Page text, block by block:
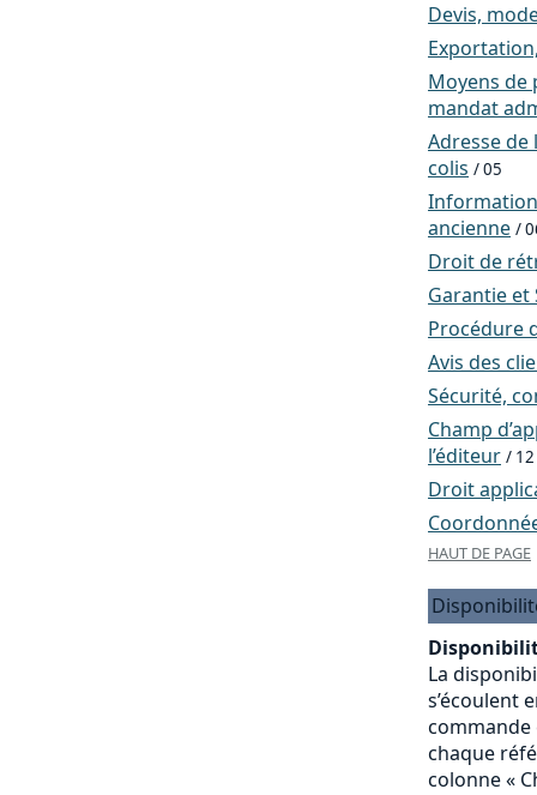
Devis,
Moyens de
mandat
Adresse
colis / 05
ancienne /
Droit de
Garantie et
Procédure
Avis des
Sécurité,
Champ
l’éditeur / 12
Droit
HAUT DE PAGE
La
s’écoulent
commande
chaque
colonne «